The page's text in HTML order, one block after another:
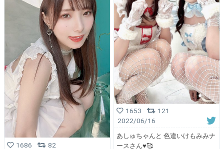
1686
82
1653
121
2022/06/16
あしゅちゃんと 色違いけもみみナ
ースさん♥️🥰